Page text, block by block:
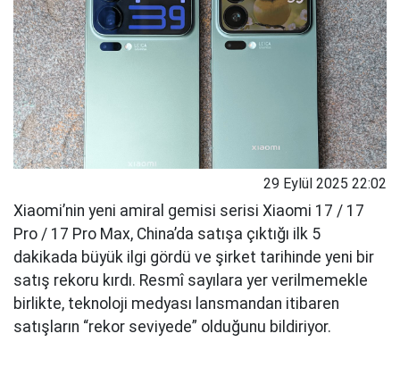
29 Eylül 2025 22:02
Xiaomi’nin yeni amiral gemisi serisi Xiaomi 17 / 17
Pro / 17 Pro Max, China’da satışa çıktığı ilk 5
dakikada büyük ilgi gördü ve şirket tarihinde yeni bir
satış rekoru kırdı. Resmî sayılara yer verilmemekle
birlikte, teknoloji medyası lansmandan itibaren
satışların “rekor seviyede” olduğunu bildiriyor.